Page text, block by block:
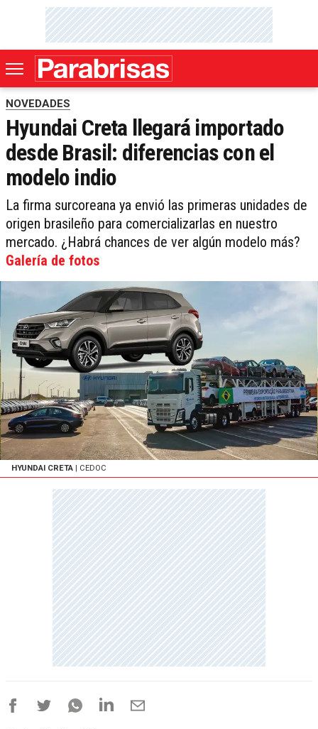
NOVEDADES
Hyundai Creta llegará importado
desde Brasil: diferencias con el
modelo indio
La firma surcoreana ya envió las primeras unidades de
origen brasileño para comercializarlas en nuestro
mercado. ¿Habrá chances de ver algún modelo más?
Galería de fotos
HYUNDAI CRETA | CEDOC